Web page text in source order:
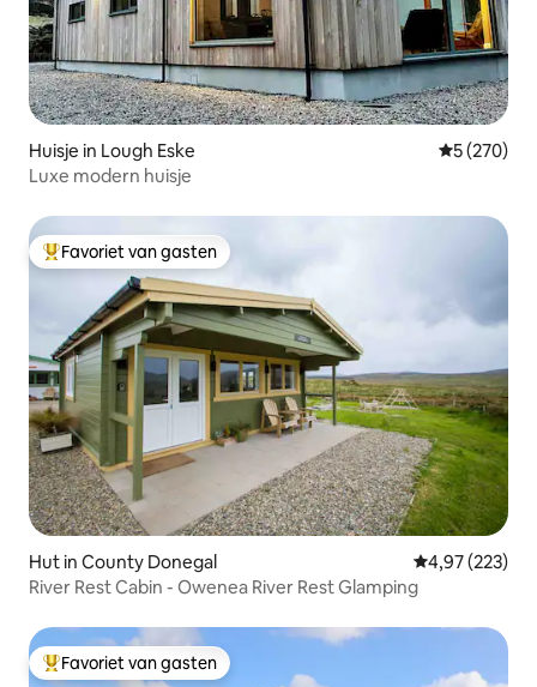
Huisje in Lough Eske
5 (270)
Luxe modern huisje
Topfavoriet van gasten
Favoriet van gasten
Hut in County Donegal Gemiddelde
4,97 (223)
River Rest Cabin - Owenea River Rest Glamping
Topfavoriet van gasten
Favoriet van gasten